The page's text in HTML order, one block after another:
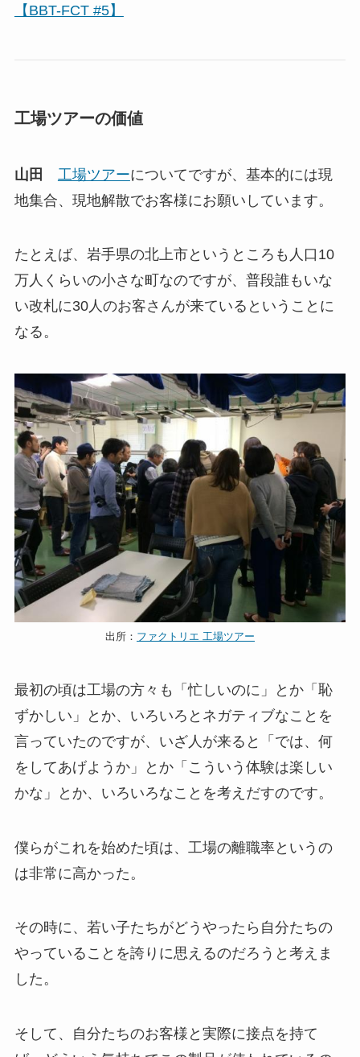
【BBT-FCT #5】
工場ツアーの価値
山田 工場ツアーについてですが、基本的には現
地集合、現地解散でお客様にお願いしています。
たとえば、岩手県の北上市というところも人口10
万人くらいの小さな町なのですが、普段誰もいな
い改札に30人のお客さんが来ているということに
なる。
出所： ファクトリエ 工場ツアー
最初の頃は工場の方々も「忙しいのに」とか「恥
ずかしい」とか、いろいろとネガティブなことを
言っていたのですが、いざ人が来ると「では、何
をしてあげようか」とか「こういう体験は楽しい
かな」とか、いろいろなことを考えだすのです。
僕らがこれを始めた頃は、工場の離職率というの
は非常に高かった。
その時に、若い子たちがどうやったら自分たちの
やっていることを誇りに思えるのだろうと考えま
した。
そして、自分たちのお客様と実際に接点を持て